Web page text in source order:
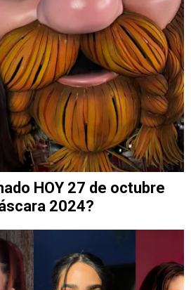
HOY 27 de octubre
2024?